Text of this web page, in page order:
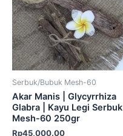
Serbuk/Bubuk Mesh-60
Akar Manis | Glycyrrhiza
Glabra | Kayu Legi Serbuk
Mesh-60 250gr
Rp45,000.00